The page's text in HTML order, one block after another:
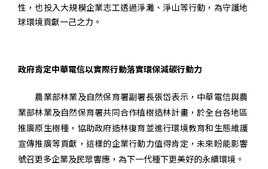
性，也投入大規模企業志工透過淨灘、淨山等行動，為守護地
球環境貢獻一己之力。
政府肯定中華電信以實際行動落實環保減碳行動力
農業部林業及自然保育署副署長張岱表示，中華電信與農
業部林業及自然保育署共同合作植樹造林計畫，於全台各地區
推廣原生樹種，協助政府造林復育並進行環境教育和生態維護
宣傳推廣等貢獻，這樣的企業行動力值得肯定，未來盼能影響
號召更多企業及民眾響應，為下一代種下更美好的永續環境。